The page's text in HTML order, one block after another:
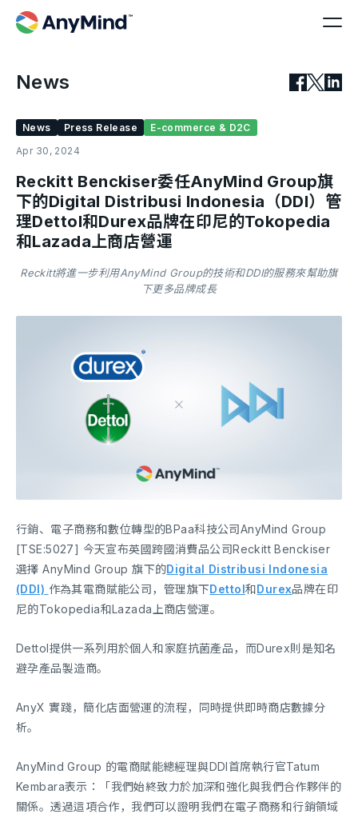
News
News Press Release
E-commerce & D2C
Apr 30, 2024
Reckitt Benckiser委任AnyMind Group旗
下的Digital Distribusi Indonesia（DDI）管
理Dettol和Durex品牌在印尼的Tokopedia
和Lazada上商店營運
Reckitt將進一步利用AnyMind Group的技術和DDI的服務來幫助旗
下更多品牌成長
行銷、電子商務和數位轉型的BPaa科技公司AnyMind Group
[TSE:5027] 今天宣布英國跨國消費品公司Reckitt Benckiser
選擇 AnyMind Group 旗下的Digital Distribusi Indonesia
(DDI) 作為其電商賦能公司，管理旗下Dettol和Durex品牌在印
尼的Tokopedia和Lazada上商店營運。
Dettol提供一系列用於個人和家庭抗菌產品，而Durex則是知名
避孕產品製造商。
AnyX 實踐，簡化店面營運的流程，同時提供即時商店數據分
析。
AnyMind Group 的電商賦能總經理與DDI首席執行官Tatum
Kembara表示：「我們始終致力於加深和強化與我們合作夥伴的
關係。透過這項合作，我們可以證明我們在電子商務和行銷領域